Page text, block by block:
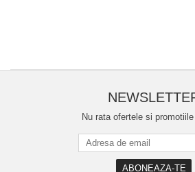
Nu rata ofertele si